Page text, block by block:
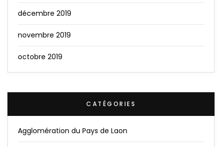
décembre 2019
novembre 2019
octobre 2019
CATÉGORIES
Agglomération du Pays de Laon